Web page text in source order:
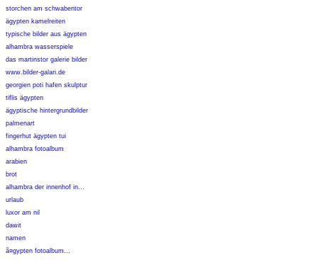
storchen am schwabentor
ägypten kamelreiten
typische bilder aus ägypten
alhambra wasserspiele
das martinstor galerie bilder
www.bilder-galari.de
georgien poti hafen skulptur
tiflis ägypten
ägyptische hintergrundbilder
palmenart
fingerhut ägypten tui
alhambra fotoalbum
arabien
brot
alhambra der innenhof in...
urlaub
luxor am nil
dawit
namen
ã¤gypten fotoalbum...